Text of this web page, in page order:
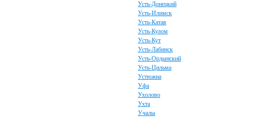
Усть-Донецкий
Усть-Илимск
Усть-Катав
Усть-Кулом
Усть-Кут
Усть-Лабинск
Усть-Ордынский
Усть-Цильма
Устюжна
Уфа
Ухолово
Ухта
Учалы